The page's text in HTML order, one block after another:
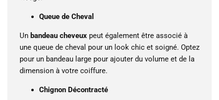
Queue de Cheval
Un bandeau cheveux peut également être associé à
une queue de cheval pour un look chic et soigné. Optez
pour un bandeau large pour ajouter du volume et de la
dimension à votre coiffure.
Chignon Décontracté